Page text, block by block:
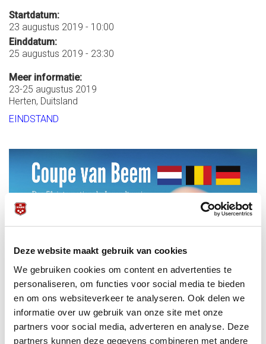
Deze website maakt gebruik van cookies
We gebruiken cookies om content en advertenties te
personaliseren, om functies voor social media te bieden
en om ons websiteverkeer te analyseren. Ook delen we
informatie over uw gebruik van onze site met onze
partners voor social media, adverteren en analyse. Deze
partners kunnen deze gegevens combineren met andere
Startdatum:
23 augustus 2019 - 10:00
Einddatum:
25 augustus 2019 - 23:30
Meer informatie:
23-25 augustus 2019
Herten, Duitsland
EINDSTAND